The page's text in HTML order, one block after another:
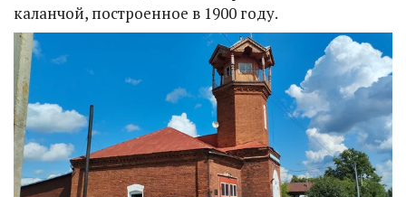
каланчой, построенное в 1900 году.